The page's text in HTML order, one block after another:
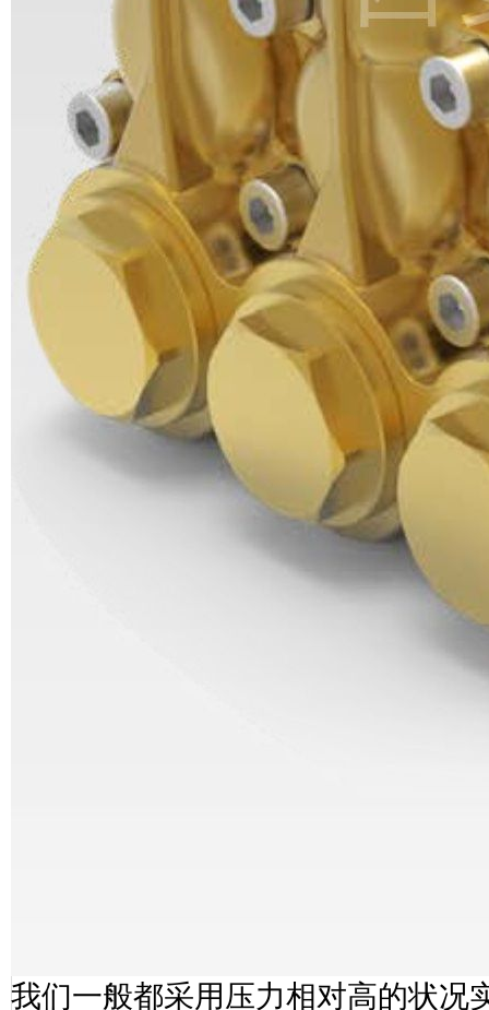
我们一般都采用压力相对高的状况